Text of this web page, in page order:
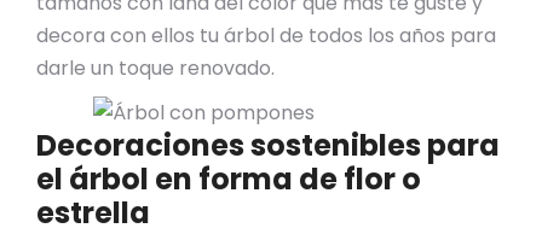
decora con ellos tu árbol de todos los años para
darle un toque renovado.
Decoraciones sostenibles para
el árbol en forma de flor o
estrella